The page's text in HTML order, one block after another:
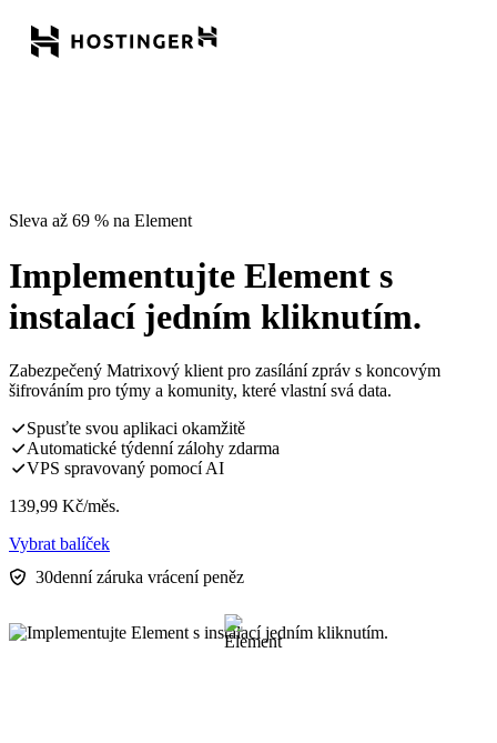
Sleva až 69 % na Element
Implementujte Element s
instalací jedním kliknutím.
Zabezpečený Matrixový klient pro zasílání zpráv s koncovým
šifrováním pro týmy a komunity, které vlastní svá data.
Spusťte svou aplikaci okamžitě
Automatické týdenní zálohy zdarma
VPS spravovaný pomocí AI
139,99 Kč/měs.
Vybrat balíček
30denní záruka vrácení peněz